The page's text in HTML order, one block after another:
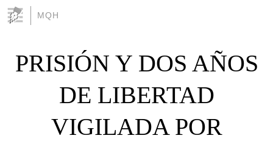
MQH
PRISIÓN Y DOS AÑOS
DE LIBERTAD
VIGILADA POR